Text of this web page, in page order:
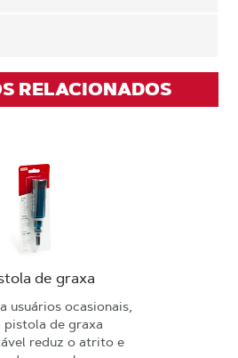
RELACIONADOS
de graxa
usuários ocasionais,
pistola de graxa
reduz o atrito e